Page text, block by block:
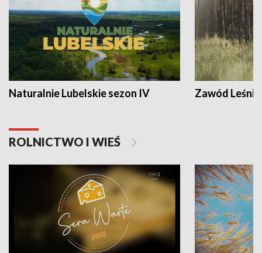
Naturalnie Lubelskie sezon IV Zawód Leśnik
ROLNICTWO I WIEŚ